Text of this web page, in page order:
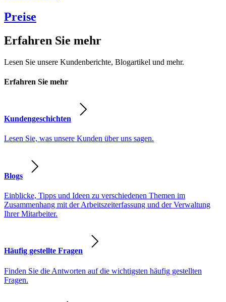
Preise
Erfahren Sie mehr
Lesen Sie unsere Kundenberichte, Blogartikel und mehr.
Erfahren Sie mehr
Kundengeschichten
Lesen Sie, was unsere Kunden über uns sagen.
Blogs
Einblicke, Tipps und Ideen zu verschiedenen Themen im
Zusammenhang mit der Arbeitszeiterfassung und der Verwaltung
Ihrer Mitarbeiter.
Häufig gestellte Fragen
Finden Sie die Antworten auf die wichtigsten häufig gestellten
Fragen.